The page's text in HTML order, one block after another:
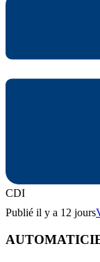
CDI
Publié il y a 12 jours